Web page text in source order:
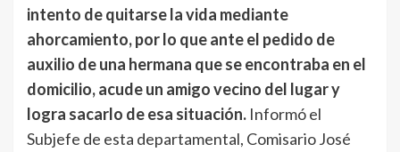
intento de quitarse la vida mediante
ahorcamiento, por lo que ante el pedido de
auxilio de una hermana que se encontraba en el
domicilio, acude un amigo vecino del lugar y
logra sacarlo de esa situación. Informó el
Subjefe de esta departamental, Comisario José